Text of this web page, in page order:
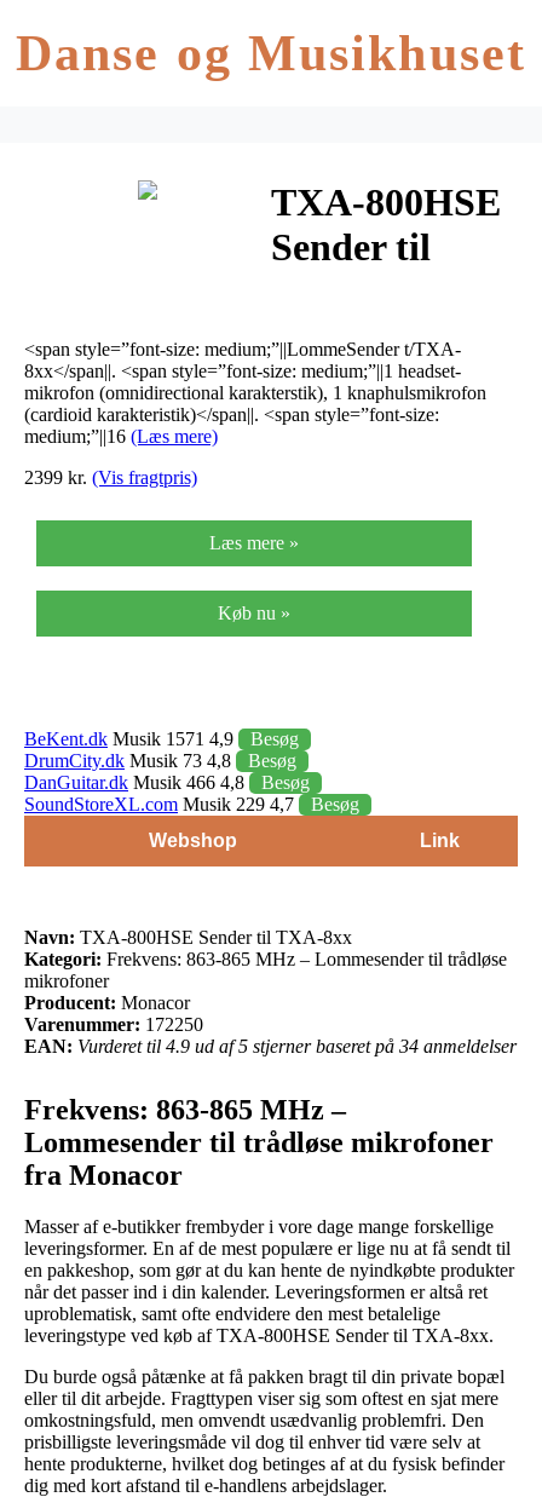
Danse og Musikhuset
TXA-800HSE
Sender til
<span style=”font-size: medium;”||LommeSender t/TXA-
8xx</span||. <span style=”font-size: medium;”||1 headset-
mikrofon (omnidirectional karakterstik), 1 knaphulsmikrofon
(cardioid karakteristik)</span||. <span style=”font-size:
medium;”||16 (Læs mere)
2399 kr. (Vis fragtpris)
Læs mere »
Køb nu »
BeKent.dk Musik 1571 4,9
Besøg
DrumCity.dk Musik 73 4,8
Besøg
DanGuitar.dk Musik 466 4,8
Besøg
SoundStoreXL.com Musik 229 4,7
Besøg
Webshop
Link
Navn: TXA-800HSE Sender til TXA-8xx
Kategori: Frekvens: 863-865 MHz – Lommesender til trådløse
mikrofoner
Producent: Monacor
Varenummer: 172250
EAN: Vurderet til 4.9 ud af 5 stjerner baseret på 34 anmeldelser
Frekvens: 863-865 MHz –
Lommesender til trådløse mikrofoner
fra Monacor
Masser af e-butikker frembyder i vore dage mange forskellige
leveringsformer. En af de mest populære er lige nu at få sendt til
en pakkeshop, som gør at du kan hente de nyindkøbte produkter
når det passer ind i din kalender. Leveringsformen er altså ret
uproblematisk, samt ofte endvidere den mest betalelige
leveringstype ved køb af TXA-800HSE Sender til TXA-8xx.
Du burde også påtænke at få pakken bragt til din private bopæl
eller til dit arbejde. Fragttypen viser sig som oftest en sjat mere
omkostningsfuld, men omvendt usædvanlig problemfri. Den
prisbilligste leveringsmåde vil dog til enhver tid være selv at
hente produkterne, hvilket dog betinges af at du fysisk befinder
dig med kort afstand til e-handlens arbejdslager.